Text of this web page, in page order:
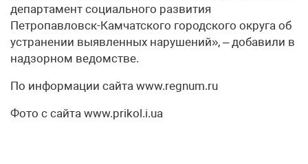
департамент социального развития
Петропавловск-Камчатского городского округа об
устранении выявленных нарушений», – добавили в
надзорном ведомстве.
По информации сайта www.regnum.ru
Фото с сайта www.prikol.i.ua